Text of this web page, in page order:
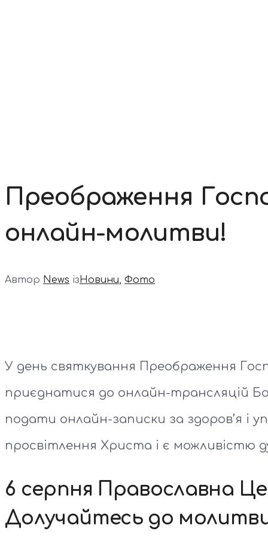
Преображення
онлайн-молитви!
Автор News ізНовини, Фото
У день святкування Преображення
приєднатися до онлайн-трансляцій
подати онлайн-записки за здоров’я і
просвітлення Христа і є можливістю
6 серпня Православна
Долучайтесь до